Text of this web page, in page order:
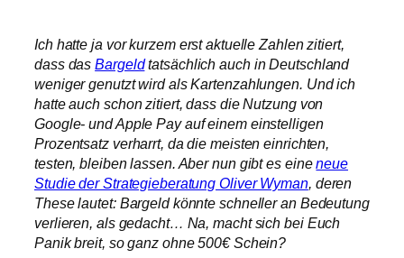
Ich hatte ja vor kurzem erst aktuelle Zahlen zitiert,
dass dasBargeldtatsächlich auch in Deutschland
weniger genutzt wird als Kartenzahlungen. Und ich
hatte auch schon zitiert, dass die Nutzung von
Google- und Apple Pay auf einem einstelligen
Prozentsatz verharrt, da die meisten einrichten,
testen, bleiben lassen. Aber nun gibt es eineneue
Studie der Strategieberatung Oliver Wyman, deren
These lautet: Bargeld könnte schneller an Bedeutung
verlieren, als gedacht… Na, macht sich bei Euch
Panik breit, so ganz ohne 500€ Schein?